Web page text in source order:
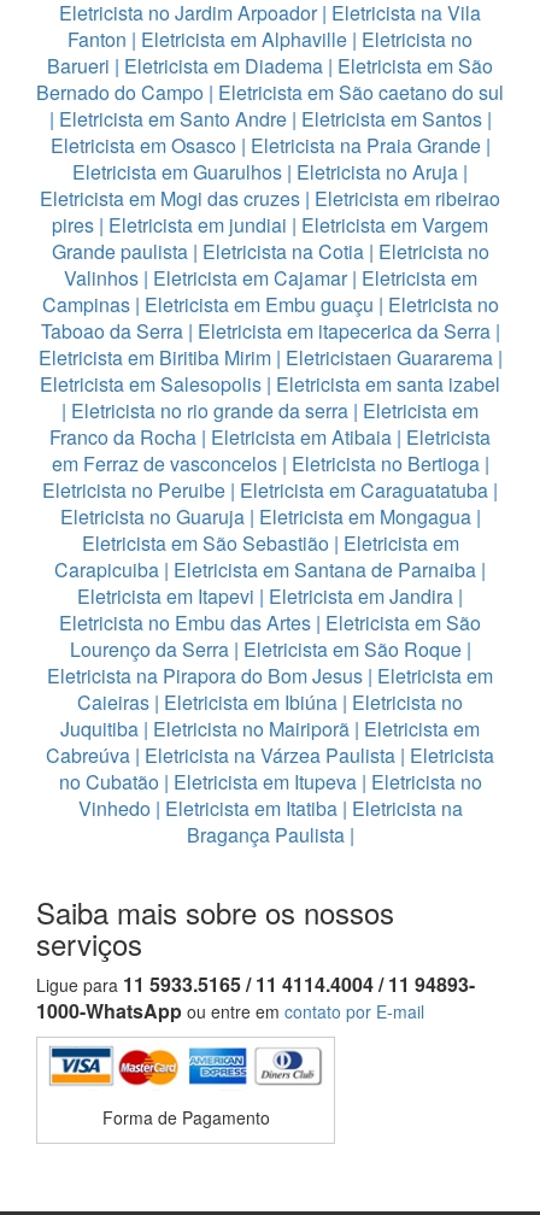
Eletricista no Jardim Arpoador| Eletricista na Vila
Fanton | Eletricista em Alphaville | Eletricista no
Barueri | Eletricista em Diadema | Eletricista em São
Bernado do Campo | Eletricista em São caetano do sul
| Eletricista em Santo Andre| Eletricista em Santos|
Eletricista em Osasco| Eletricista na Praia Grande|
Eletricista em Guarulhos | Eletricista no Aruja |
Eletricista em Mogi das cruzes | Eletricista em ribeirao
pires | Eletricista em jundiai | Eletricista em Vargem
Grande paulista| Eletricista na Cotia| Eletricista no
Valinhos| Eletricista em Cajamar| Eletricista em
Campinas| Eletricista em Embu guaçu | Eletricista no
Taboao da Serra| Eletricista em itapecerica da Serra|
Eletricista em Biritiba Mirim| Eletricistaen Guararema|
Eletricista em Salesopolis | Eletricista em santa izabel
| Eletricista no rio grande da serra | Eletricista em
Franco da Rocha | Eletricista em Atibaia | Eletricista
em Ferraz de vasconcelos| Eletricista no Bertioga|
Eletricista no Peruibe | Eletricista em Caraguatatuba |
Eletricista no Guaruja| Eletricista em Mongagua|
Eletricista em São Sebastião| Eletricista em
Carapicuiba | Eletricista em Santana de Parnaiba |
Eletricista em Itapevi | Eletricista em Jandira |
Eletricista no Embu das Artes | Eletricista em São
Lourenço da Serra| Eletricista em São Roque|
Eletricista na Pirapora do Bom Jesus | Eletricista em
Caieiras | Eletricista em Ibiúna | Eletricista no
Juquitiba | Eletricista no Mairiporã | Eletricista em
Cabreúva | Eletricista na Várzea Paulista | Eletricista
no Cubatão| Eletricista em Itupeva| Eletricista no
Vinhedo| Eletricista em Itatiba| Eletricista na
Bragança Paulista|
Saiba mais sobre os nossos
serviços
Ligue para 11 5933.5165 / 11 4114.4004 / 11 94893-
1000-WhatsApp ou entre em contato por E-mail
Forma de Pagamento